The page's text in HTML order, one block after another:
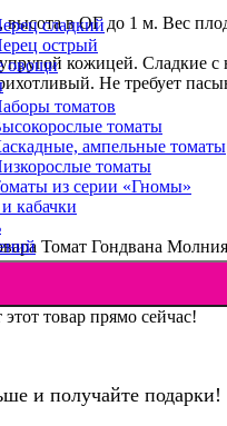
сладкий
острый
овощи
томатов
томаты
ампельные томаты
томаты
из серии «Гномы»
кабачки
в ОГ до 1 м. Вес
кожицей. Сладкие с
Не требует
Томат Гондвана Молния
товар прямо сейчас!
и получайте подарки!